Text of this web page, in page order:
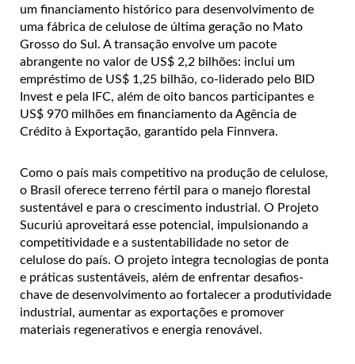
um financiamento histórico para desenvolvimento de
uma fábrica de celulose de última geração no Mato
Grosso do Sul. A transação envolve um pacote
abrangente no valor de US$ 2,2 bilhões: inclui um
empréstimo de US$ 1,25 bilhão, co-liderado pelo BID
Invest e pela IFC, além de oito bancos participantes e
US$ 970 milhões em financiamento da Agência de
Crédito à Exportação, garantido pela Finnvera.
Como o país mais competitivo na produção de celulose,
o Brasil oferece terreno fértil para o manejo florestal
sustentável e para o crescimento industrial. O Projeto
Sucuriú aproveitará esse potencial, impulsionando a
competitividade e a sustentabilidade no setor de
celulose do país. O projeto integra tecnologias de ponta
e práticas sustentáveis, além de enfrentar desafios-
chave de desenvolvimento ao fortalecer a produtividade
industrial, aumentar as exportações e promover
materiais regenerativos e energia renovável.